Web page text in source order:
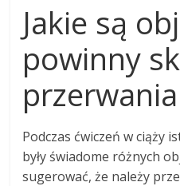
Jakie są
powinny
Podczas ćwiczeń w ciąży
były świadome różnych
sugerować, że należy